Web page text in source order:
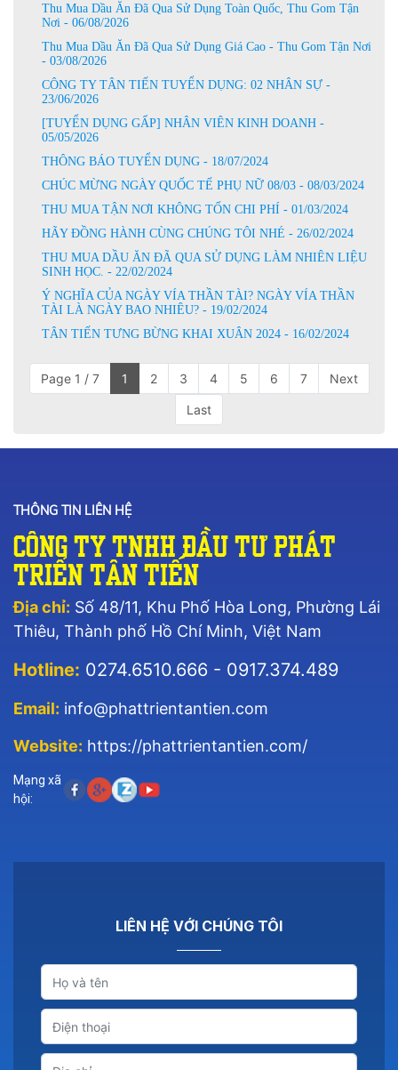
Thu Mua Dầu Ăn Đã Qua Sử Dụng Toàn Quốc, Thu Gom Tận
Nơi - 06/08/2026
Thu Mua Dầu Ăn Đã Qua Sử Dụng Giá Cao - Thu Gom Tận Nơi
- 03/08/2026
CÔNG TY TÂN TIẾN TUYỂN DỤNG: 02 NHÂN SỰ -
23/06/2026
[TUYỂN DỤNG GẤP] NHÂN VIÊN KINH DOANH -
05/05/2026
THÔNG BÁO TUYỂN DỤNG - 18/07/2024
CHÚC MỪNG NGÀY QUỐC TẾ PHỤ NỮ 08/03 - 08/03/2024
THU MUA TẬN NƠI KHÔNG TỐN CHI PHÍ - 01/03/2024
HÃY ĐỒNG HÀNH CÙNG CHÚNG TÔI NHÉ - 26/02/2024
THU MUA DẦU ĂN ĐÃ QUA SỬ DỤNG LÀM NHIÊN LIỆU
SINH HỌC. - 22/02/2024
Ý NGHĨA CỦA NGÀY VÍA THẦN TÀI? NGÀY VÍA THẦN
TÀI LÀ NGÀY BAO NHIÊU? - 19/02/2024
TÂN TIẾN TƯNG BỪNG KHAI XUÂN 2024 - 16/02/2024
Page 1 / 7 1 2 3 4 5 6 7 Next
Last
THÔNG TIN LIÊN HỆ
Công Ty TNHH Đầu Tư Phát
Triển Tân Tiến
Địa chỉ: Số 48/11, Khu Phố Hòa Long, Phường Lái
Thiêu, Thành phố Hồ Chí Minh, Việt Nam
Hotline: 0274.6510.666 - 0917.374.489
Email: info@phattrientantien.com
Website: https://phattrientantien.com/
Mạng xã
hội:
LIÊN HỆ VỚI CHÚNG TÔI